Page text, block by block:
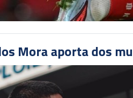
Mora aporta dos